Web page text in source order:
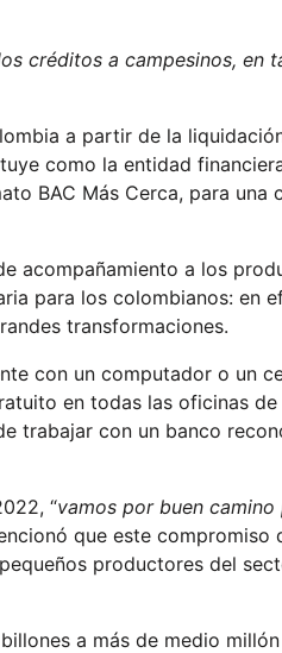
créditos a campesinos, en
a partir de la
como la entidad
BAC Más Cerca, para una
acompañamiento a los
para los colombianos: en
transformaciones.
con un computador o un
en todas las oficinas
trabajar con un banco
“vamos por buen camino
que este compromiso
productores del
a más de medio